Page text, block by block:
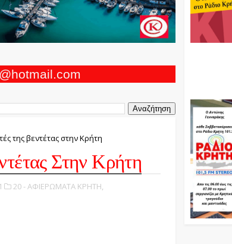
της βεντέτας στην Κρήτη
Στην Κρήτη
20 - ΑΦΙΕΡΩΜΑΤΑ ΚΡΗΤΗ,